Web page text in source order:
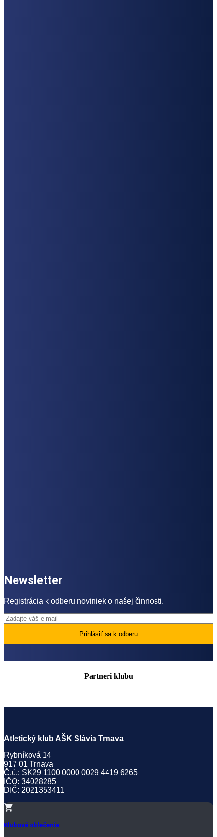
Newsletter
Registrácia k odberu noviniek o našej činnosti.
Partneri klubu
Atletický klub AŠK Slávia Trnava
Rybníková 14
917 01 Trnava
Č.ú.: SK29 1100 0000 0029 4419 6265
IČO: 34028285
DIČ: 2021353411
Klubové oblečenie